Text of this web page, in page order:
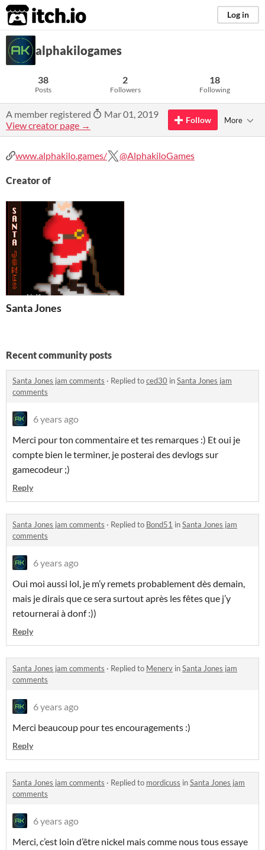
itch.io Log in
alphakilogames
38
Posts
2
Followers
18
Following
A member registered
Mar 01, 2019
View creator page →
Follow More
www.alphakilo.games/ @AlphakiloGames
Creator of
Santa Jones
Recent community posts
Santa Jones jam comments · Replied toced30 inSanta Jones jam
comments
6 years ago
Merci pour ton commentaire et tes remarques :) Et oui je
compte bien le terminer, je posterai des devlogs sur
gamecodeur ;)
Reply
Santa Jones jam comments · Replied to Bond51 inSanta Jones jam
comments
6 years ago
Oui moi aussi lol, je m’y remets probablement dès demain,
mais je dirais que ce sera surtout après les fêtes que j’y
retournerai à donf :))
Reply
Santa Jones jam comments · Replied to Menerv inSanta Jones jam
comments
6 years ago
Merci beaucoup pour tes encouragements :)
Reply
Santa Jones jam comments · Replied to mordicuss inSanta Jones jam
comments
6 years ago
Merci, c’est loin d’être nickel mais comme nous tous essaye